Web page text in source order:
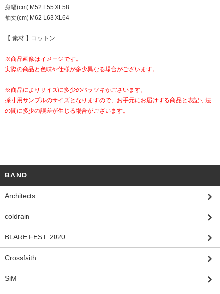
身幅(cm) M52 L55 XL58
袖丈(cm) M62 L63 XL64
【 素材 】コットン
※商品画像はイメージです。
実際の商品と色味や仕様が多少異なる場合がございます。
※商品によりサイズに多少のバラツキがございます。
採寸用サンプルのサイズとなりますので、お手元にお届けする商品と表記寸法
の間に多少の誤差が生じる場合がございます。
BAND
Architects
coldrain
BLARE FEST. 2020
Crossfaith
SiM